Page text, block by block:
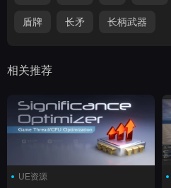
盾牌 长矛 长柄武器
相关推荐
UE资源